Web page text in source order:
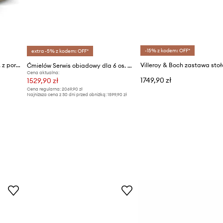
Riviera Maison serwis dla 4 os. z porcelany
extra -5% z kodem: OFF*
Ćmielów Serwis obiadowy dla 6 os. Margaret
Cena aktualna:
1529,90 zł
Cena regularna: 2069,90 zł
Najniższa cena z 30 dni przed obniżką: 1599,90 zł
-15% z kodem: OFF*
1749,90 zł